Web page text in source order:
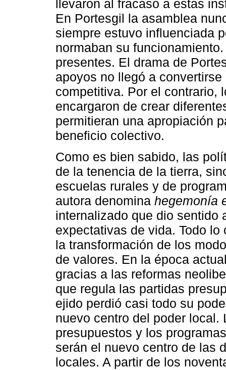
llevaron al fracaso a estas
En Portesgil la asamblea
siempre estuvo influenciada
normaban su
presentes. El drama de
apoyos no llegó a
competitiva. Por el contrario,
encargaron de crear
permitieran una apropiación
beneficio colectivo.
Como es bien sabido, las
de la tenencia de la tierra,
escuelas rurales y de
autora denomina hegemonía
internalizado que dio sentido
expectativas de vida. Todo
la transformación de los
de valores. En la época
gracias a las reformas
que regula las partidas
ejido perdió casi todo su
nuevo centro del poder
presupuestos y los
serán el nuevo centro de las
locales. A partir de los